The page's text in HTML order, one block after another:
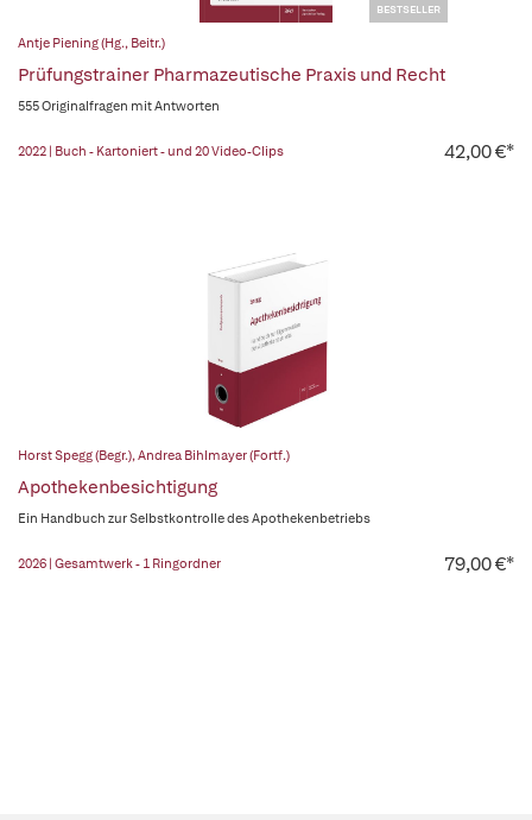
BESTSELLER
Antje Piening (Hg., Beitr.)
Prüfungstrainer Pharmazeutische Praxis und Recht
555 Originalfragen mit Antworten
2022 | Buch - Kartoniert - und 20 Video-Clips 42,00 €*
Horst Spegg (Begr.),Andrea Bihlmayer (Fortf.)
Apothekenbesichtigung
Ein Handbuch zur Selbstkontrolle des Apothekenbetriebs
2026 | Gesamtwerk - 1 Ringordner 79,00 €*